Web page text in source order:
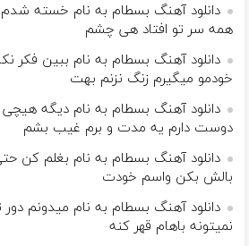
دانلود آهنگ بسطام به نام خسته شدم
همه سر تو افتاد هی چشم
دانلود آهنگ بسطام به نام ببین فکر
خودمو میگیرم زنگ نزنم بهت
دانلود آهنگ بسطام به نام دیگه
دوست دارم یه مدت و برم غیب بشم
دانلود آهنگ بسطام به نام بغلم کن
بالش بکن واسم خودت
دانلود آهنگ بسطام به نام میدونم دور
نمیتونه باهام قهر کنه